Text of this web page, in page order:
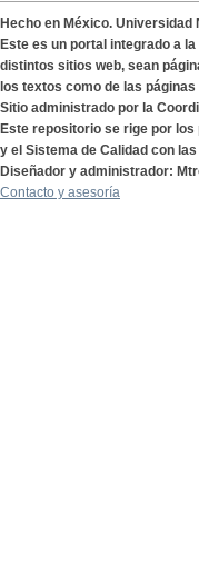
Hecho en México.
Este es un portal integrado a
distintos sitios web, sean
los textos como de las
Sitio administrado por la
Este repositorio se rige por
y el Sistema de Calidad con
Diseñador y administrador:
Contacto y asesoría